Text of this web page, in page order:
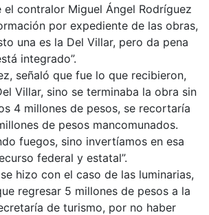
el contralor Miguel Ángel Rodríguez
por expediente de las obras,
una es la Del Villar, pero da pena
integrado”.
señaló que fue lo que recibieron,
Villar, sino se terminaba la obra sin
4 millones de pesos, se recortaría
de pesos mancomunados.
fuegos, sino invertíamos en esa
federal y estatal”.
hizo con el caso de las luminarias,
regresar 5 millones de pesos a la
de turismo, por no haber